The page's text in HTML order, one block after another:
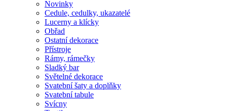
Novinky
Cedule, cedulky, ukazatelé
Lucerny a klícky
Obřad
Ostatní dekorace
Přístroje
Rámy, rámečky
Sladký bar
Světelné dekorace
Svatební šaty a doplňky
Svatební tabule
Svícny